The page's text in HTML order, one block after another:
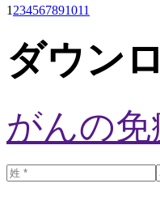
1 234567891011
ダウン
がんの